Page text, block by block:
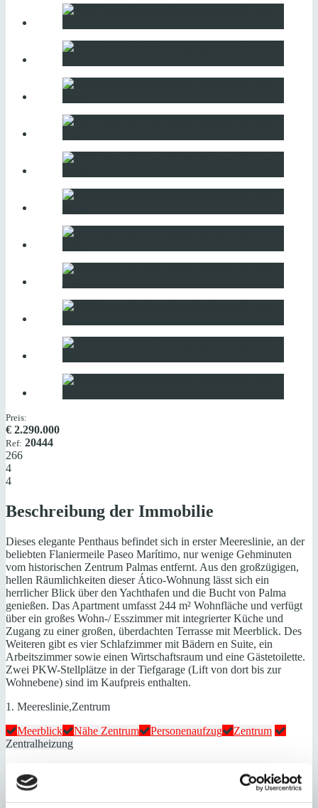
Preis:
€ 2.290.000
Ref: 20444
266
4
4
Beschreibung der Immobilie
Dieses elegante Penthaus befindet sich in erster Meereslinie, an der
beliebten Flaniermeile Paseo Marítimo, nur wenige Gehminuten
vom historischen Zentrum Palmas entfernt. Aus den großzügigen,
hellen Räumlichkeiten dieser Ático-Wohnung lässt sich ein
herrlicher Blick über den Yachthafen und die Bucht von Palma
genießen. Das Apartment umfasst 244 m² Wohnfläche und verfügt
über ein großes Wohn-/ Esszimmer mit integrierter Küche und
Zugang zu einer großen, überdachten Terrasse mit Meerblick. Des
Weiteren gibt es vier Schlafzimmer mit Bädern en Suite, ein
Arbeitszimmer sowie einen Wirtschaftsraum und eine Gästetoilette.
Zwei PKW-Stellplätze in der Tiefgarage (Lift von dort bis zur
Wohnebene) sind im Kaufpreis enthalten.
1. Meereslinie,Zentrum
Meerblick
Nähe Zentrum Personenaufzug
Zentrum
Zentralheizung
Energieeffizienz
Energiezertifikat wurde beantragt